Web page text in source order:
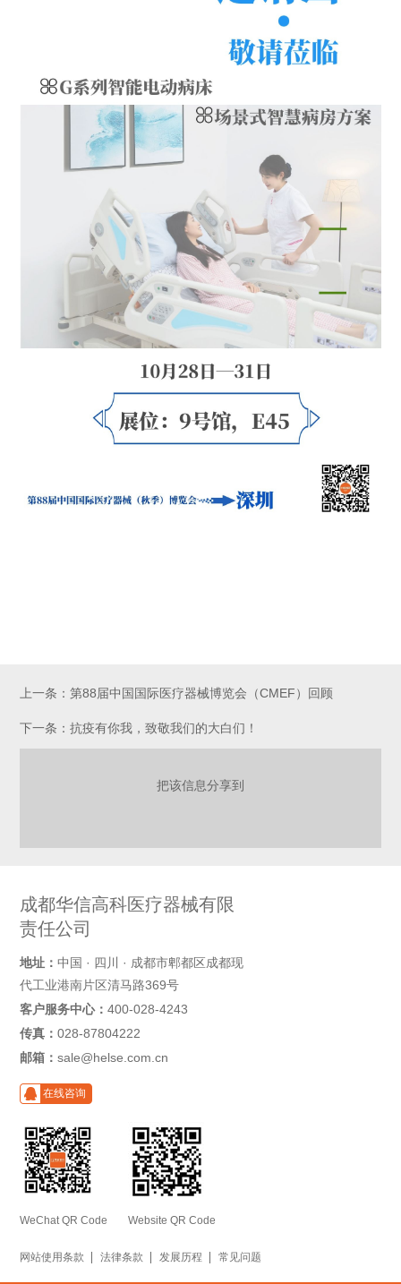
上一条：第88届中国国际医疗器械博览会（CMEF）回顾
下一条：抗疫有你我，致敬我们的大白们！
把该信息分享到
成都华信高科医疗器械有限
责任公司
地址：中国 · 四川 · 成都市郫都区成都现
代工业港南片区清马路369号
客户服务中心：400-028-4243
传真：028-87804222
邮箱：sale@helse.com.cn
在线咨询
WeChat QR Code Website QR Code
网站使用条款 法律条款 发展历程 常见问题